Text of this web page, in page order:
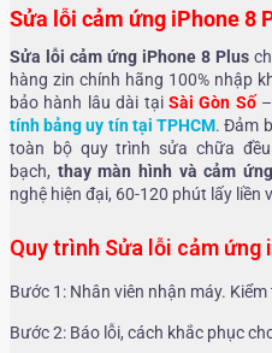
Sửa lỗi cảm ứng iPhone 8
Sửa lỗi cảm ứng iPhone 8 Plus
hàng zin chính hãng 100% nhập
bảo hành lâu dài tại Sài Gòn Số–
tính bảng uy tín tại TPHCM. Đảm
toàn bộ quy trình sửa chữa
bạch, thay màn hình và cảm
nghệ hiện đại, 60-120 phút lấy liền
Quy trình Sửa lỗi cảm ứng
Bước 1: Nhân viên nhận máy.
Bước 2: Báo lỗi, cách khắc phục